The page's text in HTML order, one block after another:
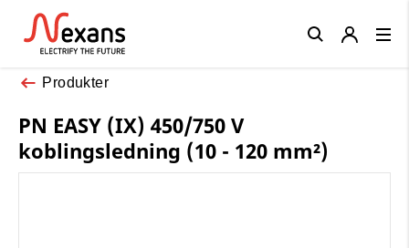
Produkter
PN EASY (IX) 450/750 V
koblingsledning (10 - 120 mm²)
Close